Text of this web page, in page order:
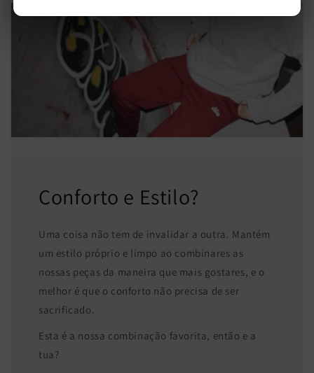
Conforto e Estilo?
Uma coisa não tem de invalidar a outra. Mantém
um estilo próprio e limpo ao combinares as
nossas peças da maneira que mais gostares, e o
melhor é que o conforto não precisa de ser
sacrificado.
Esta é a nossa combinação favorita, então e a
tua?